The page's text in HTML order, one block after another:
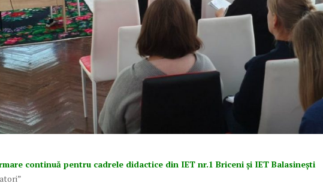
continuă pentru cadrele didactice din IET nr.1 Briceni și IET Balasinești